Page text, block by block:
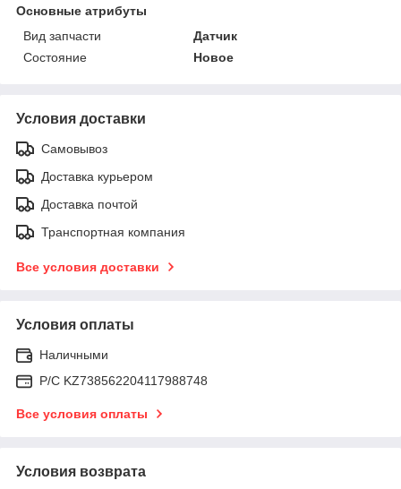
Основные атрибуты
Вид запчасти
Датчик
Состояние
Новое
Условия доставки
Самовывоз
Доставка курьером
Доставка почтой
Транспортная компания
Все условия доставки
Условия оплаты
Наличными
Р/C KZ738562204117988748
Все условия оплаты
Условия возврата